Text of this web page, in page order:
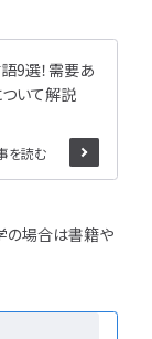
9選！需要あ
いて解説
を読む
の場合は書籍や